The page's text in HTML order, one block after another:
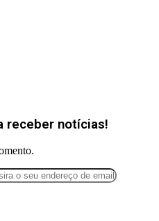
receber notícias!